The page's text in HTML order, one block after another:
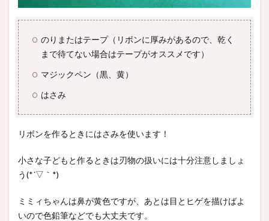
のりまたはテープ（リボンに厚みがあるので、乾く
まで待てない場合はテープがオススメです）
マジックペン（黒、黄）
はさみ
リボンを作るときにはさみを使います！
小さな子どもと作るときは刃物の扱いには十分注意しましょ
う(*´▽｀*)
ミミィちゃんは鼻が黄色ですが、あとは目とヒゲを描けばよ
いので色鉛筆などでも大丈夫です。